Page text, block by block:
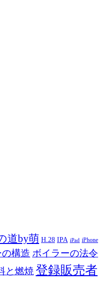
道by萌 H.28 IPA iPad iPhone
構造 ボイラーの法令
と燃焼 登録販売者